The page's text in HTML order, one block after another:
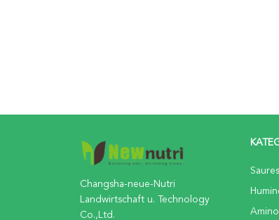
Changsha-neue-Nutri
Landwirtschaft u. Technology
Co.,Ltd.